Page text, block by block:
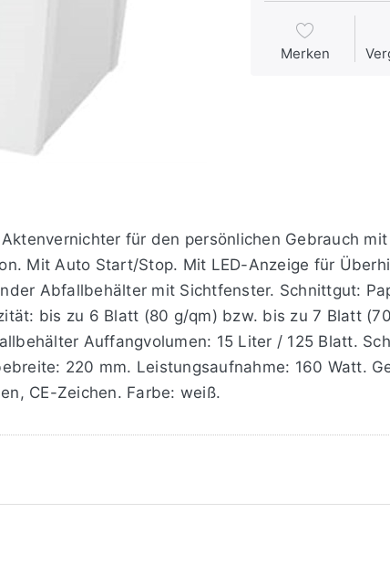
Merken
für den persönlichen Gebrauch
Mit Auto Start/Stop. Mit LED-Anzeige für
Abfallbehälter mit Sichtfenster. Schnittgut:
bis zu 6 Blatt (80 g/qm) bzw. bis zu 7 Blatt
Auffangvolumen: 15 Liter / 125 Blatt.
220 mm. Leistungsaufnahme: 160 Watt.
CE-Zeichen. Farbe: weiß.